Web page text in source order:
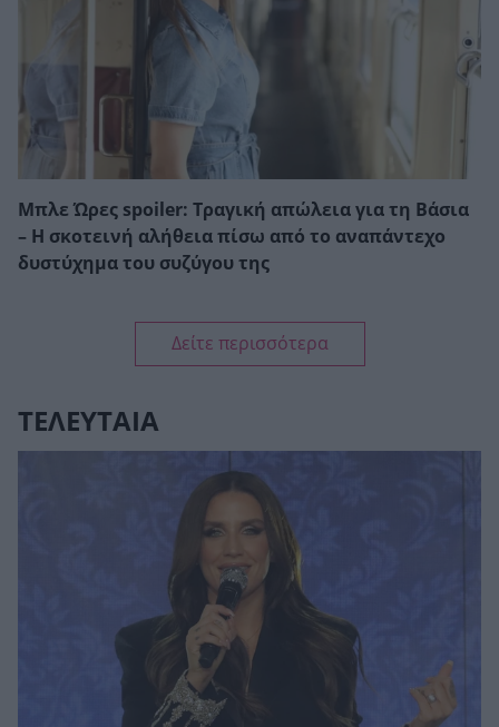
Μπλε Ώρες spoiler: Τραγική απώλεια για τη Βάσια
– Η σκοτεινή αλήθεια πίσω από το αναπάντεχο
δυστύχημα του συζύγου της
Δείτε περισσότερα
ΤΕΛΕΥΤΑΙΑ